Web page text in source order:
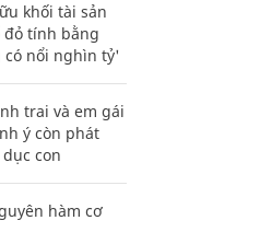
khối tài sản
tính bằng
có nổi nghìn tỷ'
trai và em gái
ý còn phát
con
hàm cơ